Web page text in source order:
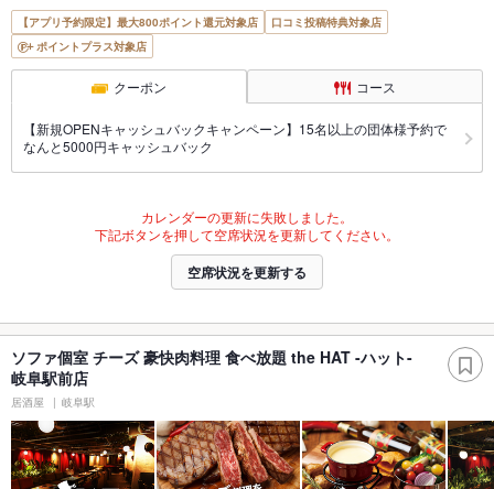
【アプリ予約限定】最大800ポイント還元対象店
口コミ投稿特典対象店
ポイントプラス対象店
クーポン コース
【新規OPENキャッシュバックキャンペーン】15名以上の団体様予約で
なんと5000円キャッシュバック
カレンダーの更新に失敗しました。
下記ボタンを押して空席状況を更新してください。
空席状況を更新する
ソファ個室 チーズ 豪快肉料理 食べ放題 the HAT -ハット-
岐阜駅前店
居酒屋 岐阜駅